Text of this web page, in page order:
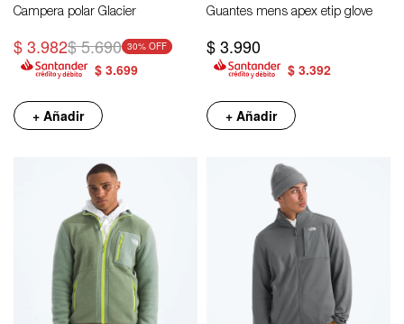
Campera polar Glacier
$3.982$5.690 30
$ 3.699
+ Añadir
Guantes mens apex etip glove
$3.990
$ 3.392
+ Añadir